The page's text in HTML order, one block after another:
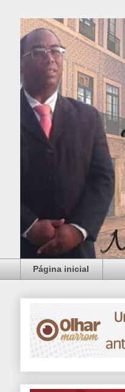
Página inicial